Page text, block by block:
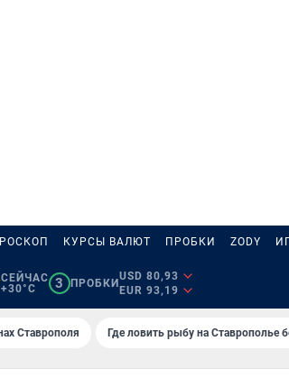
КУРСЫ ВАЛЮТ ПРОБКИ ZODY
СЕЙЧАС
+30°C
3 ПРОБКИ
USD 80,93
EUR 93,19
Ставрополя Где ловить рыбу на Ставрополье